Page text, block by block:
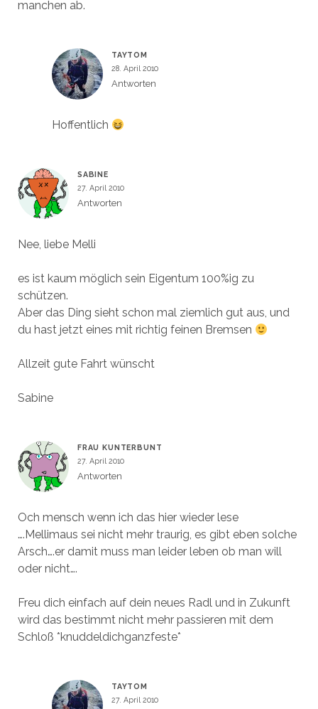
manchen ab.
TAYTOM
28. April 2010
Antworten
Hoffentlich
SABINE
27. April 2010
Antworten
Nee, liebe Melli
es ist kaum möglich sein Eigentum 100%ig zu
schützen.
Aber das Ding sieht schon mal ziemlich gut aus, und
du hast jetzt eines mit richtig feinen Bremsen
Allzeit gute Fahrt wünscht
Sabine
FRAU KUNTERBUNT
27. April 2010
Antworten
Och mensch wenn ich das hier wieder lese
….Mellimaus sei nicht mehr traurig, es gibt eben solche
Arsch….er damit muss man leider leben ob man will
oder nicht….
Freu dich einfach auf dein neues Radl und in Zukunft
wird das bestimmt nicht mehr passieren mit dem
Schloß *knuddeldichganzfeste*
TAYTOM
27. April 2010